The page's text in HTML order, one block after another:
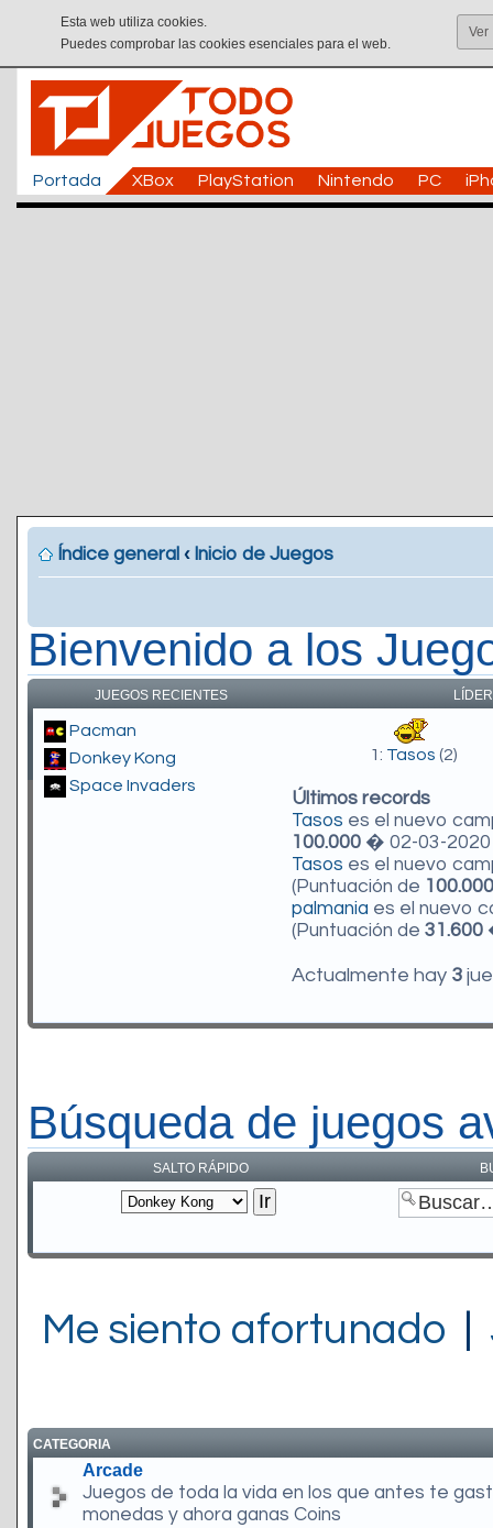
Esta web utiliza cookies.
Puedes comprobar las cookies esenciales para el web.
Ver
Portada XBox PlayStation Nintendo PC
Índice general ‹ Inicio de Juegos
Bienvenido a los
JUEGOS RECIENTES
Pacman
Donkey Kong
Space Invaders
1: Tasos (2)
Últimos records
Tasos es el nuevo
100.000 � 02-03-2020
Tasos es el nuevo
(Puntuación de 100.000
palmania es el nuevo
(Puntuación de 31.600
Actualmente hay 3
Búsqueda de juegos
SALTO RÁPIDO
Me siento afortunado
CATEGORIA
Arcade
Juegos de toda la vida en los que antes te
monedas y ahora ganas Coins